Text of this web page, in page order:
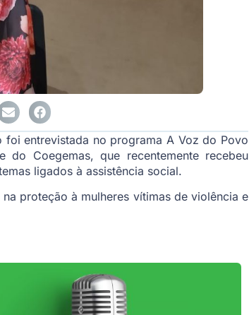
foi entrevistada no programa A Voz do Povo
Coegemas, que recentemente recebeu
ligados à assistência social.
proteção à mulheres vítimas de violência e